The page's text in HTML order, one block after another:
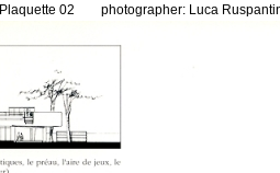
Plaquette 02 photographer: Luca